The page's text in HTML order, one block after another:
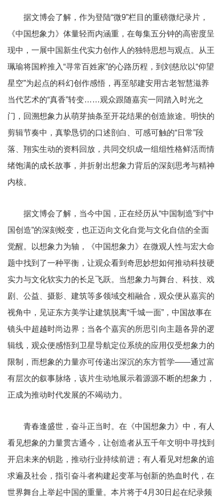
据文博会了解，作为登陆“微9”栏目的重磅微纪录片，
《中国想象力》体量轻而内涵重，在每集五分钟的高密度呈
现中，一展中国新生代实力创作人的独特思想与观点。从王
珮瑜将国粹推入“寻常百姓家”的心路历程，到刘慈欣以“仰望
星空”为起点的科幻创作感悟，再至邬建安用古老智慧滋养
当代艺术的“真香”转变……观众跟随嘉宾一同踏入时光之
门，回溯想象力从萌芽抽条至开花结果的创造旅途。明快的
剪辑节奏中，真挚恳切的口述剖白、可感可触的“日常”段
落、翔实生动的资料回放，共同交织成一组组性格鲜活而情
绪饱满的成长故事，并折射出想象力背后的深刻思考与精神
内核。
据文博会了解，当今中国，正在经历从“中国制造”到“中
国创造”的深刻蜕变，也正迈向文化自觉与文化自信的全面
觉醒。以想象力为轴，《中国想象力》在微观人性与宏大命
题中找到了一种平衡，让观众看到奇思妙想如何推动科技硬
实力与文化软实力的长足飞跃。当想象力与舞台、科技、戏
剧、公益、摄影、建筑等多领域交相融合，观众便从嘉宾的
视角中，见证东方美学让建筑脱离“千城一面”，中国故事在
镜头中超越时尚边界；当各个嘉宾的所思引向主题各异的逻
辑线，观众便感悟到卫星导航定位系统的应用仅受想象力的
限制，而想象的力量亦可传递出深沉的东方哲学——通过富
有层次的叙事脉络，该片生动地展示着源源不断的想象力，
正成为推动时代发展的不竭动力。
青春逢盛世，奋斗正当时。在《中国想象力》中，有人
看见想象的力量贯古通今，让创造者从五千年文明中寻找到
开启未来的钥匙，推动行业持续前进；有人看见对想象的追
求遍及社会，指引奋斗者构建起变革与创新的热血时代，在
世界舞台上举起中国的重量。本片将于4月30日起在纪录频